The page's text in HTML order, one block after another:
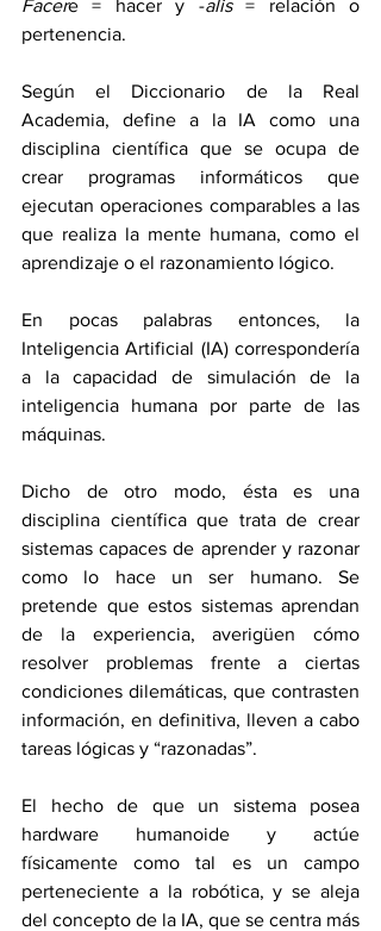
Facere = hacer y -alis = relación o
pertenencia.
Según el Diccionario de la Real
Academia, define a la IA como una
disciplina científica que se ocupa de
crear programas informáticos que
ejecutan operaciones comparables a las
que realiza la mente humana, como el
aprendizaje o el razonamiento lógico.
En pocas palabras entonces, la
Inteligencia Artificial (IA) correspondería
a la capacidad de simulación de la
inteligencia humana por parte de las
máquinas.
Dicho de otro modo, ésta es una
disciplina científica que trata de crear
sistemas capaces de aprender y razonar
como lo hace un ser humano. Se
pretende que estos sistemas aprendan
de la experiencia, averigüen cómo
resolver problemas frente a ciertas
condiciones dilemáticas, que contrasten
información, en definitiva, lleven a cabo
tareas lógicas y “razonadas”.
El hecho de que un sistema posea
hardware humanoide y actúe
físicamente como tal es un campo
perteneciente a la robótica, y se aleja
del concepto de la IA, que se centra más